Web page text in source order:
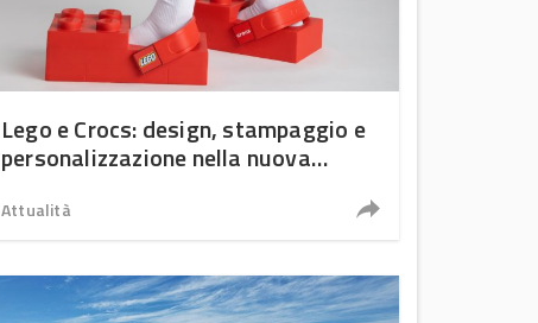
Lego e Crocs: design, stampaggio e
personalizzazione nella nuova
Attualità